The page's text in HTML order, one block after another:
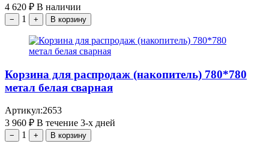
4 620 ₽ В наличии
− 1 + В корзину
Корзина для распродаж (накопитель) 780*780
метал белая сварная
Артикул:2653
3 960 ₽ В течение 3-х дней
− 1 + В корзину